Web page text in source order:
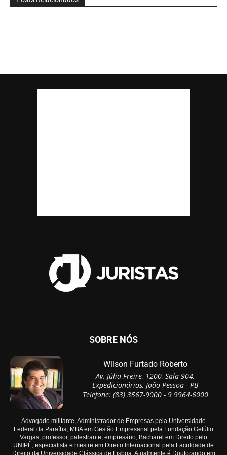
SOBRE NÓS
Wilson Furtado Roberto
Av. Júlia Freire, 1200, Sala 904,
Expedicionários, João Pessoa - PB
Telefone: (83) 3567-9000 - 9 9964-6000
Advogado militante, Administrador de Empresas pela Universidade
Federal da Paraíba, MBA em Gestão Empresarial pela Fundação Getúlio
Vargas, professor, palestrante, empresário, Bacharel em Direito pelo
UNIPÊ, especialista e mestre em Direito Internacional pela Faculdade de